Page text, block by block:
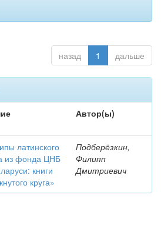
назад 1 дальше
Автор(ы)
латинского
из фонда ЦНБ
книги
круга»
Подберёзкин,
Филипп
Дмитриевич